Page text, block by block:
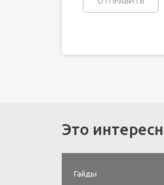
Это
Гайды